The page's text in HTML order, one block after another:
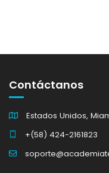
Contáctanos
Estados Unidos,
+(58) 424-2161823